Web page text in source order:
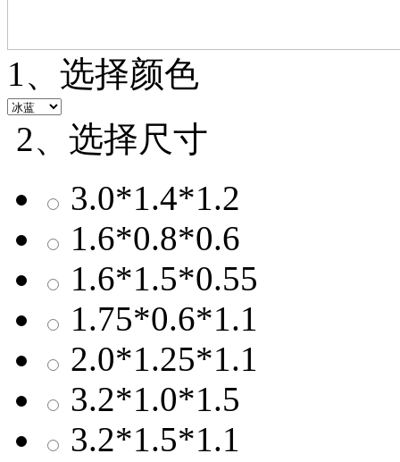
1、选择颜色
2、选择尺寸
3.0*1.4*1.2
1.6*0.8*0.6
1.6*1.5*0.55
1.75*0.6*1.1
2.0*1.25*1.1
3.2*1.0*1.5
3.2*1.5*1.1